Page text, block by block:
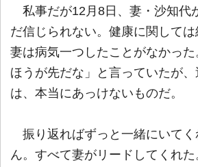
私事だが12月8日、妻・沙知代
だ信じられない。健康に関しては
妻は病気一つしたことがなかっ
ほうが先だな」と言っていたが
は、本当にあっけないものだ。
振り返ればずっと一緒にいてく
ん。すべて妻がリードしてくれ